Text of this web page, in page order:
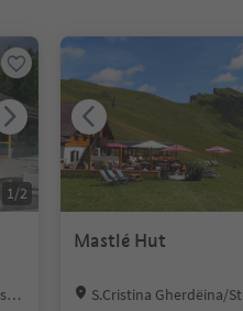
1 /2
Mastlé Hut
Location:
S.Cristina Gherdëina/